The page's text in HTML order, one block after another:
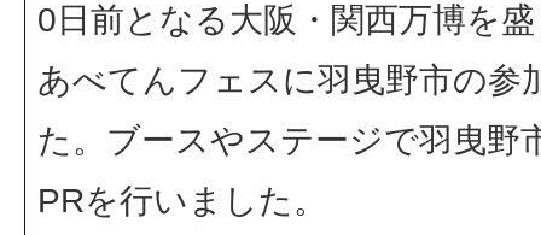
0日前となる大阪・関西万博を
あべてんフェスに羽曳野市の参
た。ブースやステージで羽曳野
PRを行いました。